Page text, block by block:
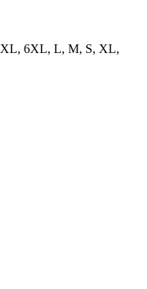
6XL, L, M, S, XL,